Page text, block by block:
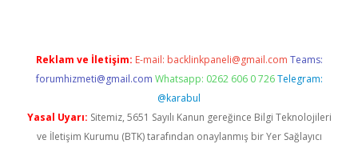
Reklam ve İletişim: E-mail: backlinkpaneli@gmail.com Teams:
forumhizmeti@gmail.com Whatsapp: 0262 606 0 726 Telegram:
@karabul
Yasal Uyarı: Sitemiz, 5651 Sayılı Kanun gereğince Bilgi Teknolojileri
ve İletişim Kurumu (BTK) tarafından onaylanmış bir Yer Sağlayıcı